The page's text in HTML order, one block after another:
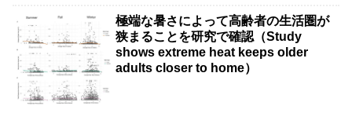
極端な暑さによって高齢者の生活圏が
狭まることを研究で確認（Study
shows extreme heat keeps older
adults closer to home）